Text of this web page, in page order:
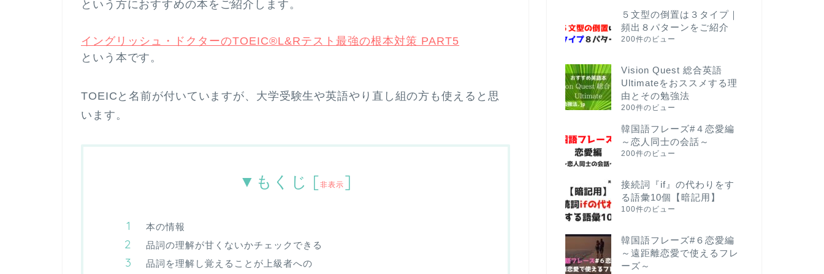
という方におすすめの本をご紹介します。
イングリッシュ・ドクターのTOEIC®L&Rテスト最強の根本対策 PART5
という本です。
TOEICと名前が付いていますが、大学受験生や英語やり直し組の方も使えると思
います。
▼もくじ [非表示 ]
本の情報
品詞の理解が甘くないかチェックできる
品詞を理解し覚えることが上級者への
５文型の倒置は３タイプ｜
頻出８パターンをご紹介
200件のビュー
Vision Quest 総合英語
Ultimateをおススメする理
由とその勉強法
200件のビュー
韓国語フレーズ#４恋愛編
～恋人同士の会話～
200件のビュー
接続詞『if』の代わりをす
る語彙10個【暗記用】
100件のビュー
韓国語フレーズ#６恋愛編
～遠距離恋愛で使えるフレ
ーズ～